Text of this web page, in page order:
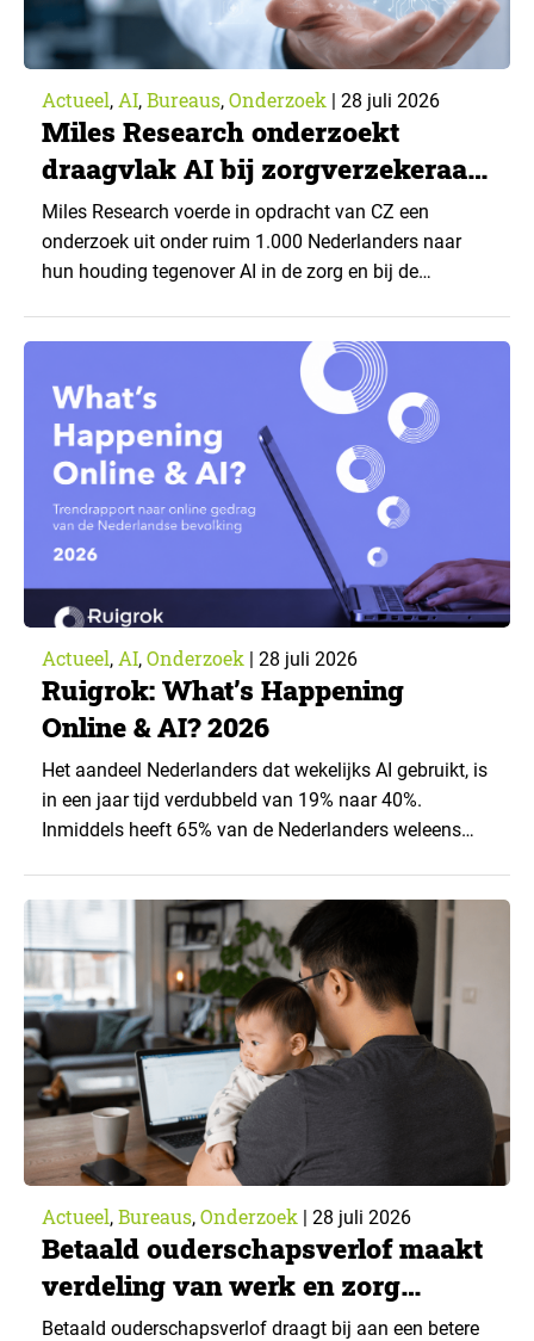
Actueel, AI, Bureaus, Onderzoek | 28 juli 2026
Miles Research onderzoekt
draagvlak AI bij zorgverzekeraar
CZ
Miles Research voerde in opdracht van CZ een
onderzoek uit onder ruim 1.000 Nederlanders naar
hun houding tegenover AI in de zorg en bij de
toepassingen, en waar trekken zij een grens? Dit
artikel is aangeleverd door kennispartner Miles
Research. ▼ De uitkomsten zijn…
Actueel, AI, Onderzoek | 28 juli 2026
Ruigrok: What’s Happening
Online & AI? 2026
Het aandeel Nederlanders dat wekelijks AI gebruikt, is
in een jaar tijd verdubbeld van 19% naar 40%.
Inmiddels heeft 65% van de Nederlanders weleens
van What’s Happening Online & AI? 2026, het
jaarlijkse trendrapport van Ruigrok onderzoek &
advies over…
Actueel, Bureaus, Onderzoek | 28 juli 2026
Betaald ouderschapsverlof maakt
verdeling van werk en zorg
gelijker
Betaald ouderschapsverlof draagt bij aan een betere